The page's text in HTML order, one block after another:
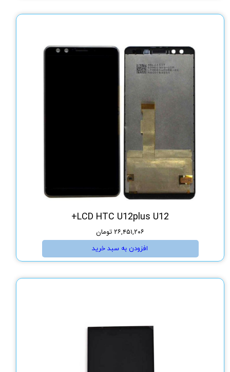
LCD HTC U12plus U12+
۲۶,۴۵۱,۲۰۶ تومان
افزودن به سبد خرید